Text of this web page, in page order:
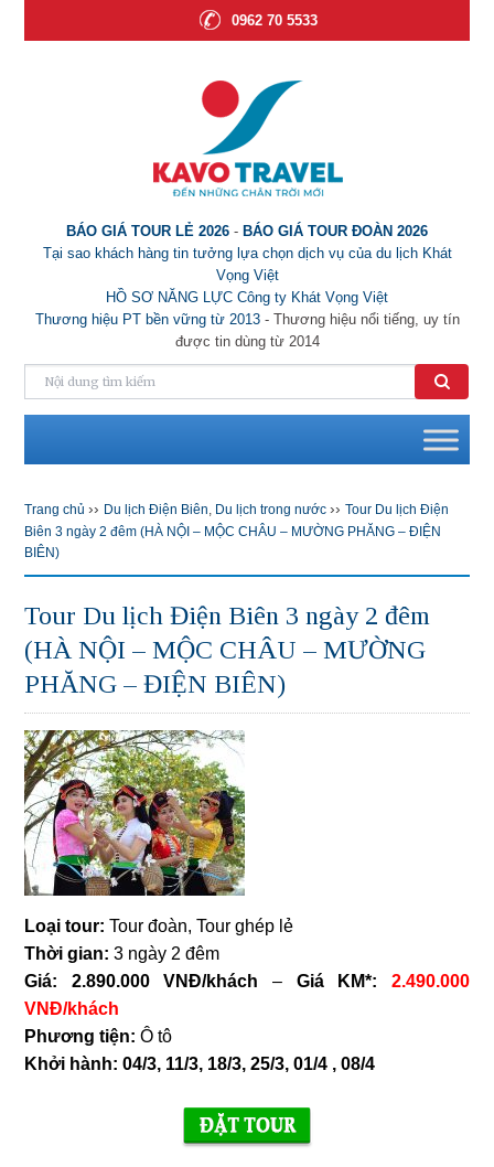
0962 70 5533
BÁO GIÁ TOUR LẺ 2026 - BÁO GIÁ TOUR ĐOÀN 2026
Tại sao khách hàng tin tưởng lựa chọn dịch vụ của du lịch Khát
Vọng Việt
HỒ SƠ NĂNG LỰC Công ty Khát Vọng Việt
Thương hiệu PT bền vững từ 2013- Thương hiệu nổi tiếng, uy tín
được tin dùng từ 2014
Trang chủ ›› Du lịch Điện Biên, Du lịch trong nước ››Tour Du lịch Điện
Biên 3 ngày 2 đêm (HÀ NỘI – MỘC CHÂU – MƯỜNG PHĂNG – ĐIỆN
BIÊN)
Tour Du lịch Điện Biên 3 ngày 2 đêm
(HÀ NỘI – MỘC CHÂU – MƯỜNG
PHĂNG – ĐIỆN BIÊN)
Loại tour: Tour đoàn, Tour ghép lẻ
Thời gian: 3 ngày 2 đêm
Giá:
2.890.000 VNĐ/khách – Giá KM*:
2.490.000
VNĐ/khách
Phương tiện: Ô tô
Khởi hành: 04/3, 11/3, 18/3, 25/3, 01/4 , 08/4